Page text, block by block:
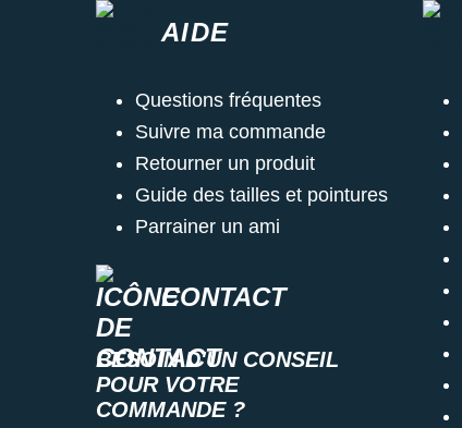
CONTACT
BESOIN D'UN CONSEIL
POUR VOTRE
COMMANDE ?
AIDE
Questions fréquentes
Suivre ma commande
Retourner un produit
Guide des tailles et pointures
Parrainer un ami